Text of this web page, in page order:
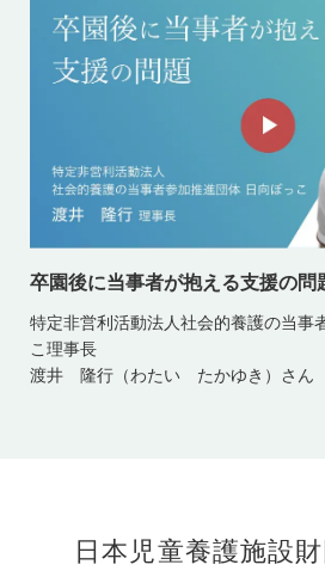
卒園後に当事者が抱える支援の問
特定非営利活動法人社会的養護の当事
こ理事長
渡井 隆行（わたい たかゆき）さん
日本児童養護施設